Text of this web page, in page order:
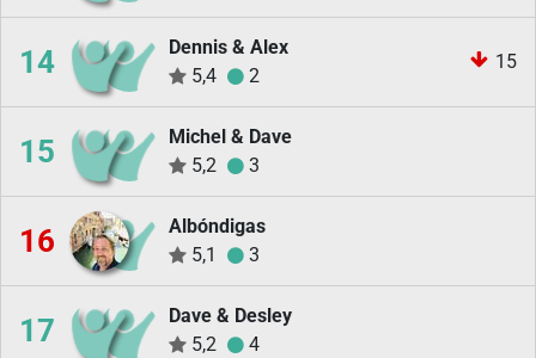
14
Dennis & Alex
5,4
2
15
15
Michel & Dave
5,2
3
16
Albóndigas
5,1
3
17
Dave & Desley
5,2
4